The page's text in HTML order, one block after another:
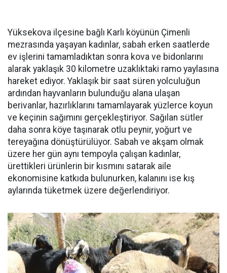
Yüksekova ilçesine bağlı Karlı köyünün Çimenli
mezrasında yaşayan kadınlar, sabah erken saatlerde
ev işlerini tamamladıktan sonra kova ve bidonlarını
alarak yaklaşık 30 kilometre uzaklıktaki ramo yaylasına
hareket ediyor. Yaklaşık bir saat süren yolculuğun
ardından hayvanların bulunduğu alana ulaşan
berivanlar, hazırlıklarını tamamlayarak yüzlerce koyun
ve keçinin sağımını gerçekleştiriyor. Sağılan sütler
daha sonra köye taşınarak otlu peynir, yoğurt ve
tereyağına dönüştürülüyor. Sabah ve akşam olmak
üzere her gün aynı tempoyla çalışan kadınlar,
ürettikleri ürünlerin bir kısmını satarak aile
ekonomisine katkıda bulunurken, kalanını ise kış
aylarında tüketmek üzere değerlendiriyor.